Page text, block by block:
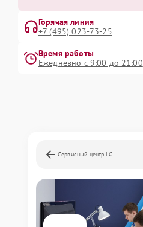
Горячая линия
+7 (495) 023-73-25
Время работы
Ежедневно с 9:00 до 21:00
Сервисный центр LG